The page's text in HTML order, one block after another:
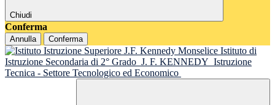
Chiudi
Conferma
Annulla Conferma
Istituto di
Istruzione Secondaria di 2° Grado J. F. KENNEDY Istruzione
Tecnica - Settore Tecnologico ed Economico